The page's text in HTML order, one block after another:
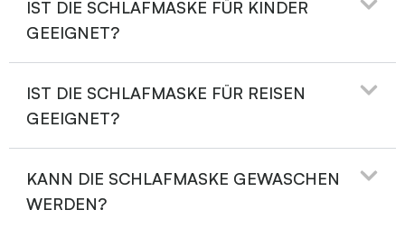
IST DIE SCHLAFMASKE FÜR KINDER
GEEIGNET?
IST DIE SCHLAFMASKE FÜR REISEN
GEEIGNET?
KANN DIE SCHLAFMASKE GEWASCHEN
WERDEN?